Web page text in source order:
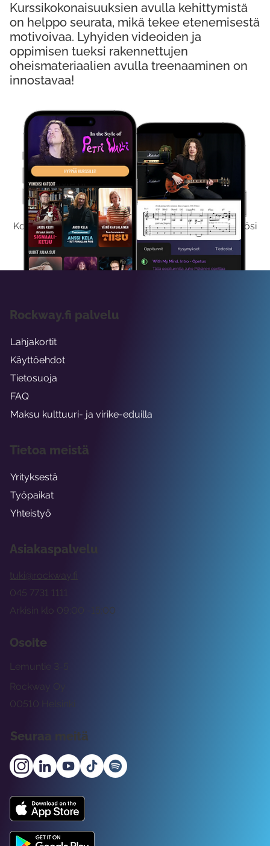
Kokeile Ilmaiseksi
Kokeilemalla ilmaiseksi saat koko sisältömme käyttöösi
viikon ajaksi.
Kurssikokonaisuuksien avulla kehittymistä
on helppo seurata, mikä tekee etenemisestä
motivoivaa. Lyhyiden videoiden ja
oppimisen tueksi rakennettujen
oheismateriaalien avulla treenaaminen on
innostavaa!
Asiakaspalvelu
tuki@rockway.fi
Arkisin klo 09:00 -15:00
045 7731 1111
Osoite
Rockway Oy
Lemuntie 3-5
00510 Helsinki
Seuraa meitä
Rockway.fi palvelu
Lahjakortit
Käyttöehdot
Tietosuoja
FAQ
Maksu kulttuuri- ja virike-eduilla
Tietoa meistä
Yrityksestä
Työpaikat
Yhteistyö